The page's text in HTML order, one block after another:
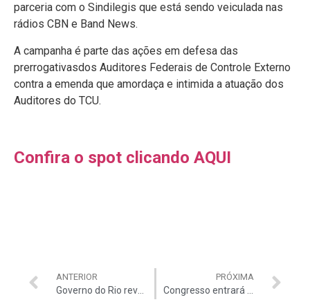
parceria com o Sindilegis que está sendo veiculada nas
rádios CBN e Band News.
A campanha é parte das ações em defesa das
prerrogativasdos Auditores Federais de Controle Externo
contra a emenda que amordaça e intimida a atuação dos
Auditores do TCU.
Confira o spot clicando AQUI
ANTERIOR PRÓXIMA